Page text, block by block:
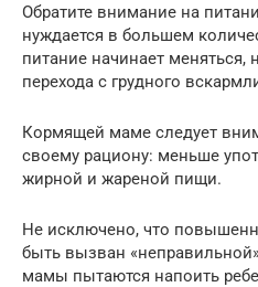
Обратите внимание на
нуждается в большем
питание начинает меняться,
перехода с грудного
Кормящей маме следует
своему рациону: меньше
жирной и жареной пищи.
Не исключено, что
быть вызван
мамы пытаются напоить